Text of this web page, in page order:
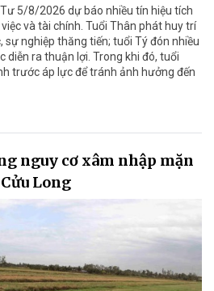
5/8/2026 dự báo nhiều tín hiệu tích
và tài chính. Tuổi Thân phát huy trí
sự nghiệp thăng tiến; tuổi Tý đón nhiều
diễn ra thuận lợi. Trong khi đó, tuổi
trước áp lực để tránh ảnh hưởng đến
nguy cơ xâm nhập mặn
Long